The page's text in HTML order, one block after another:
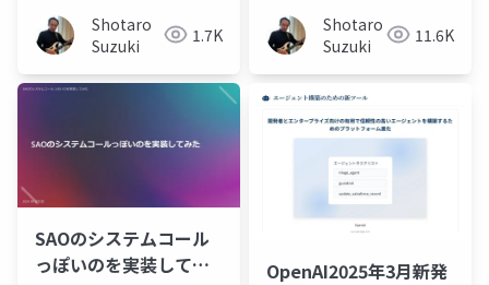
Shotaro
Suzuki
1.7K
Shotaro
Suzuki
11.6K
SAOのシステムコール
っぽいのを実装してみ
OpenAI2025年3月新発